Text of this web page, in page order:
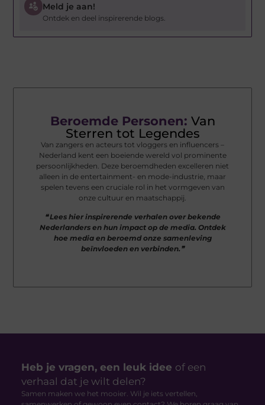
Meld je aan!
Ontdek en deel inspirerende blogs.
Beroemde Personen: Van
Sterren tot Legendes
Van zangers en acteurs tot vloggers en influencers –
Nederland kent een boeiende wereld vol prominente
persoonlijkheden. Deze beroemdheden excelleren niet
alleen in de entertainment- en mode-industrie, maar
spelen tevens een cruciale rol in het vormgeven van
onze cultuur en maatschappij.
❝ Lees hier inspirerende verhalen over bekende
Nederlanders en hun impact op de media. Ontdek
hoe media en beroemd onze samenleving
beïnvloeden en verbinden.❞
Heb je vragen, een leuk idee of een
verhaal dat je wilt delen?
Samen maken we het mooier. Wil je iets vertellen,